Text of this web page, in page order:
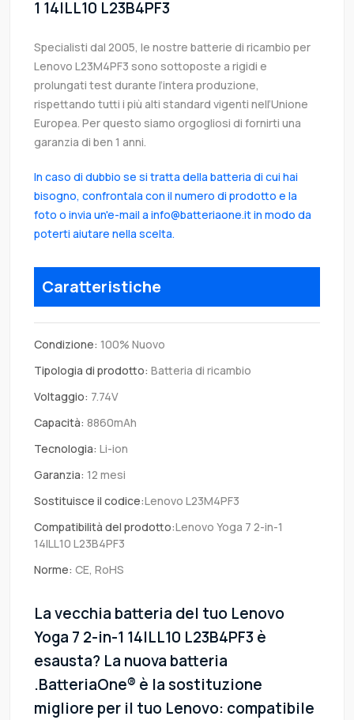
1 14ILL10 L23B4PF3
Specialisti dal 2005, le nostre batterie di ricambio per
Lenovo L23M4PF3 sono sottoposte a rigidi e
prolungati test durante l’intera produzione,
rispettando tutti i più alti standard vigenti nell’Unione
Europea. Per questo siamo orgogliosi di fornirti una
garanzia di ben 1 anni.
In caso di dubbio se si tratta della batteria di cui hai
bisogno, confrontala con il numero di prodotto e la
foto o invia un'e-mail a info@batteriaone.it in modo da
poterti aiutare nella scelta.
Caratteristiche
Condizione: 100% Nuovo
Tipologia di prodotto: Batteria di ricambio
Voltaggio: 7.74V
Capacità: 8860mAh
Tecnologia: Li-ion
Garanzia: 12 mesi
Sostituisce il codice:Lenovo L23M4PF3
Compatibilità del prodotto:Lenovo Yoga 7 2-in-1
14ILL10 L23B4PF3
Norme: CE, RoHS
La vecchia batteria del tuo Lenovo
Yoga 7 2-in-1 14ILL10 L23B4PF3 è
esausta? La nuova batteria
.BatteriaOne® è la sostituzione
migliore per il tuo Lenovo: compatibile